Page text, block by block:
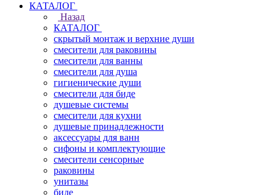
КАТАЛОГ
Назад
КАТАЛОГ
скрытый монтаж и верхние души
смесители для раковины
смесители для ванны
смесители для душа
гигиенические души
смесители для биде
душевые системы
смесители для кухни
душевые принадлежности
аксессуары для ванн
сифоны и комплектующие
смесители сенсорные
раковины
унитазы
биде